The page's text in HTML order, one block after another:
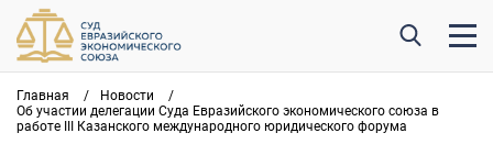
Главная / Новости
/
Об участии делегации Суда Евразийского экономического союза в
работе III Казанского международного юридического форума